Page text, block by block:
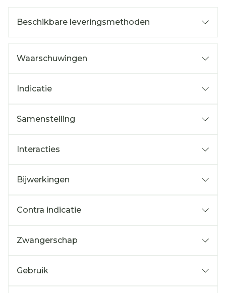
Beschikbare leveringsmethoden
Waarschuwingen
Indicatie
Samenstelling
Interacties
Bijwerkingen
Contra indicatie
Zwangerschap
Gebruik